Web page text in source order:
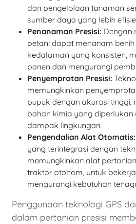
dan pengelolaan tanaman
sumber daya yang lebih
Penanaman Presisi: Dengan
petani dapat menanam
kedalaman yang konsisten,
panen dan mengurangi
Penyemprotan Presisi:
memungkinkan
pupuk dengan akurasi tinggi,
bahan kimia yang
dampak lingkungan.
Pengendalian Alat Otomatis:
yang terintegrasi dengan
memungkinkan alat
traktor otonom, untuk
mengurangi kebutuhan
Penggunaan teknologi GPS
dalam pertanian presisi